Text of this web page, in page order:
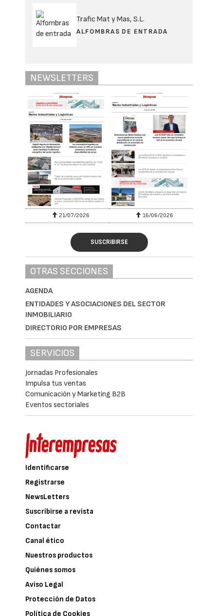
Trafic Mat y Mas, S.L.
ALFOMBRAS DE ENTRADA
NEWSLETTERS
21/07/2026 16/06/2026
SUSCRIBIRSE
OTRAS SECCIONES
AGENDA
ENTIDADES Y ASOCIACIONES DEL SECTOR
INMOBILIARIO
DIRECTORIO POR EMPRESAS
SERVICIOS
Jornadas Profesionales
Impulsa tus ventas
Comunicación y Marketing B2B
Eventos sectoriales
Identificarse
Registrarse
NewsLetters
Suscribirse a revista
Contactar
Canal ético
Nuestros productos
Quiénes somos
Aviso Legal
Protección de Datos
Política de Cookies